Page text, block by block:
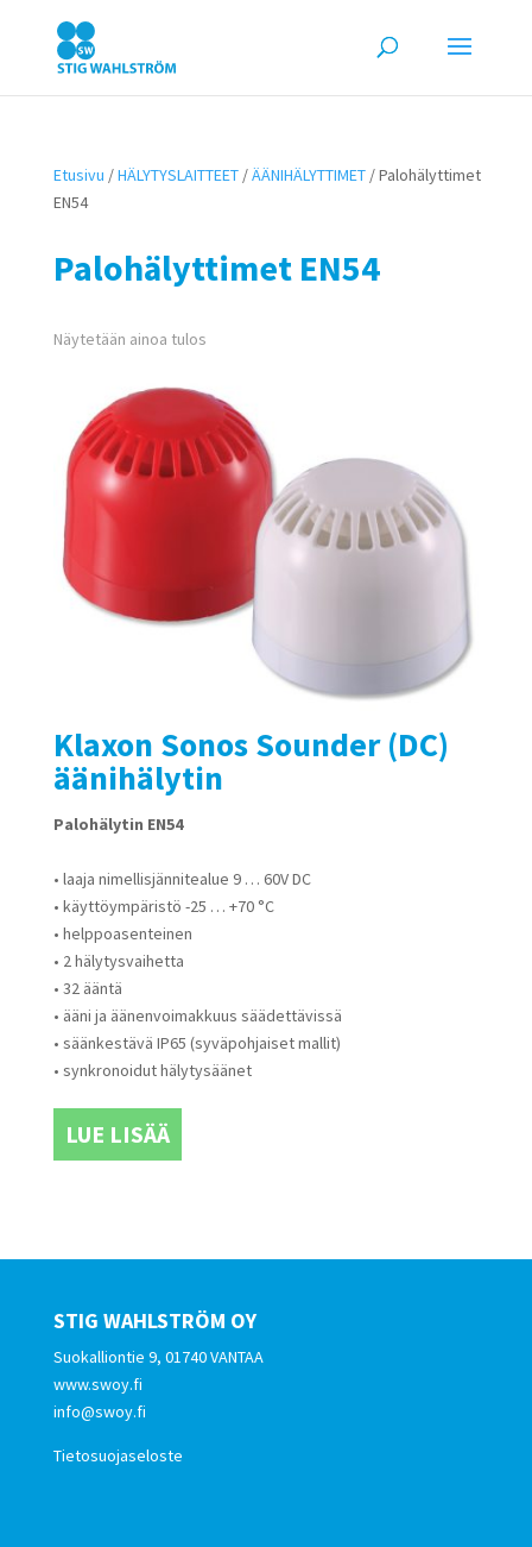
Etusivu /HÄLYTYSLAITTEET/ÄÄNIHÄLYTTIMET/ Palohälyttimet
EN54
Palohälyttimet EN54
Näytetään ainoa tulos
Klaxon Sonos Sounder (DC)
äänihälytin
Palohälytin EN54
• laaja nimellisjännitealue 9 … 60V DC
• käyttöympäristö -25 … +70 °C
• helppoasenteinen
• 2 hälytysvaihetta
• 32 ääntä
• ääni ja äänenvoimakkuus säädettävissä
• säänkestävä IP65 (syväpohjaiset mallit)
• synkronoidut hälytysäänet
LUE LISÄÄ
STIG WAHLSTRÖM OY
Suokalliontie 9, 01740 VANTAA
www.swoy.fi
info@swoy.fi
Tietosuojaseloste